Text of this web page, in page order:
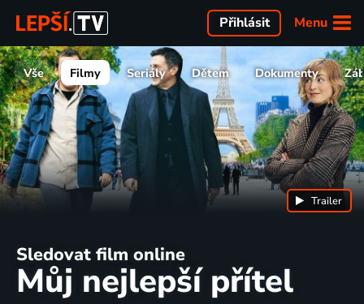
Menu
Přihlásit
Vše Filmy Seriály Dětem Dokumenty
Sledovat film online
Můj nejlepší přítel
Trailer